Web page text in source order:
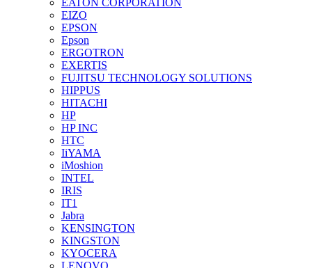
EIZO
EPSON
Epson
ERGOTRON
EXERTIS
FUJITSU TECHNOLOGY SOLUTIONS
HIPPUS
HITACHI
HP
HP INC
HTC
IiYAMA
iMoshion
INTEL
IRIS
IT1
Jabra
KENSINGTON
KINGSTON
KYOCERA
LENOVO